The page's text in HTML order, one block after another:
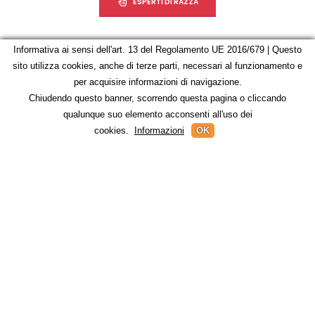
Informativa ai sensi dell'art. 13 del Regolamento UE 2016/679 | Questo
sito utilizza cookies, anche di terze parti, necessari al funzionamento e
per acquisire informazioni di navigazione.
Chiudendo questo banner, scorrendo questa pagina o cliccando
qualunque suo elemento acconsenti all'uso dei
cookies.
Informazioni OK